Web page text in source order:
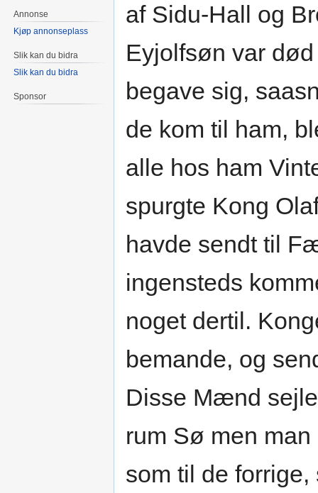
af Sidu-Hall og
Eyjolfsøn var
begave sig,
de kom til ham,
alle hos ham
spurgte Kong
havde sendt til
ingensteds
noget dertil.
bemande, og
Disse Mænd
rum Sø men
som til de
Annonse
Kjøp annonseplass
Slik kan du bidra
Slik kan du bidra
Sponsor